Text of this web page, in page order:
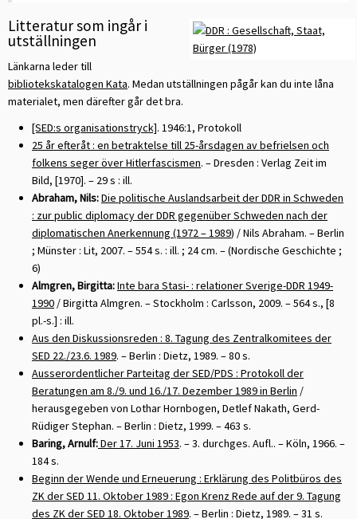
Litteratur som ingår i
utställningen
Länkarna leder till
bibliotekskatalogen Kata. Medan utställningen pågår kan du inte låna
materialet, men därefter går det bra.
[SED:s organisationstryck]. 1946:1, Protokoll
25 år efteråt : en betraktelse till 25-årsdagen av befrielsen och
folkens seger över Hitlerfascismen. – Dresden : Verlag Zeit im
Bild, [1970]. – 29 s : ill.
Abraham, Nils:Die politische Auslandsarbeit der DDR in Schweden
: zur public diplomacy der DDR gegenüber Schweden nach der
diplomatischen Anerkennung (1972 – 1989) / Nils Abraham. – Berlin
; Münster : Lit, 2007. – 554 s. : ill. ; 24 cm. – (Nordische Geschichte ;
6)
Almgren, Birgitta:Inte bara Stasi- : relationer Sverige-DDR 1949-
1990 / Birgitta Almgren. – Stockholm : Carlsson, 2009. – 564 s., [8
pl.-s.] : ill.
Aus den Diskussionsreden : 8. Tagung des Zentralkomitees der
SED 22./23.6. 1989. – Berlin : Dietz, 1989. – 80 s.
Ausserordentlicher Parteitag der SED/PDS : Protokoll der
Beratungen am 8./9. und 16./17. Dezember 1989 in Berlin /
herausgegeben von Lothar Hornbogen, Detlef Nakath, Gerd-
Rüdiger Stephan. – Berlin : Dietz, 1999. – 463 s.
Baring, Arnulf:Der 17. Juni 1953. – 3. durchges. Aufl.. – Köln, 1966. –
184 s.
Beginn der Wende und Erneuerung : Erklärung des Politbüros des
ZK der SED 11. Oktober 1989 : Egon Krenz Rede auf der 9. Tagung
des ZK der SED 18. Oktober 1989. – Berlin : Dietz, 1989. – 31 s.